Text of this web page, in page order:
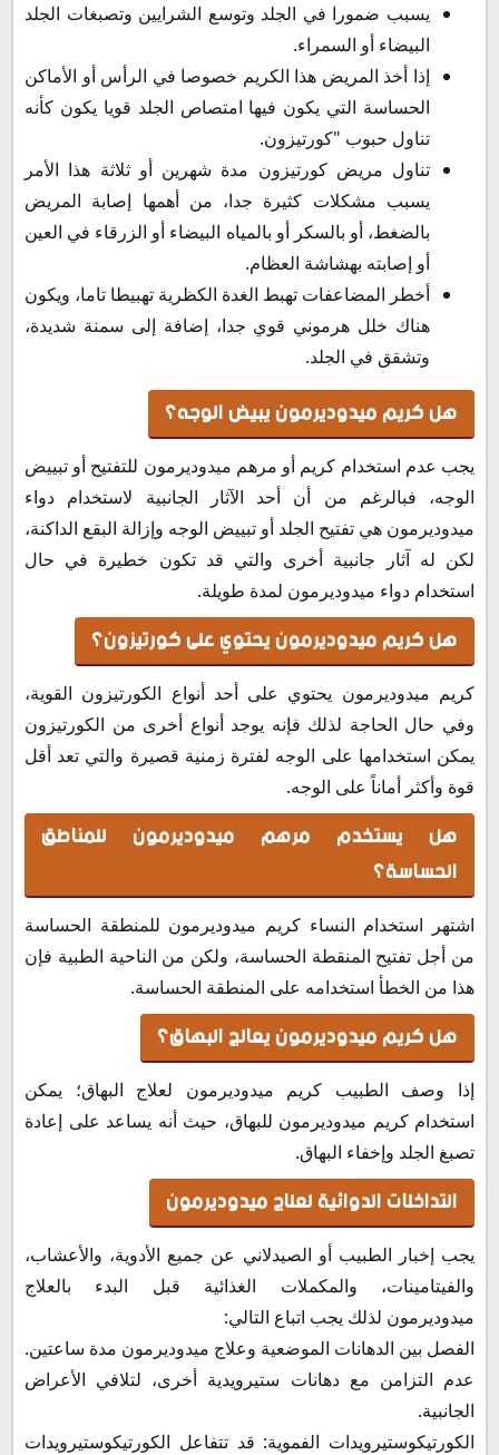
يسبب ضمورا في الجلد وتوسع الشرايين وتصبغات الجلد
البيضاء أو السمراء.
إذا أخذ المريض هذا الكريم خصوصا في الرأس أو الأماكن
الحساسة التي يكون فيها امتصاص الجلد قويا يكون كأنه
تناول حبوب "كورتيزون.
تناول مريض كورتيزون مدة شهرين أو ثلاثة هذا الأمر
يسبب مشكلات كثيرة جدا، من أهمها إصابة المريض
بالضغط، أو بالسكر أو بالمياه البيضاء أو الزرقاء في العين
أو إصابته بهشاشة العظام.
أخطر المضاعفات تهبط الغدة الكظرية تهبيطا تاما، ويكون
هناك خلل هرموني قوي جدا، إضافة إلى سمنة شديدة،
وتشقق في الجلد.
هل كريم ميدوديرمون يبيض الوجه؟
يجب عدم استخدام كريم أو مرهم ميدوديرمون للتفتيح أو تبييض
الوجه، فبالرغم من أن أحد الآثار الجانبية لاستخدام دواء
ميدوديرمون هي تفتيح الجلد أو تبييض الوجه وإزالة البقع الداكنة،
لكن له آثار جانبية أخرى والتي قد تكون خطيرة في حال
استخدام دواء ميدوديرمون لمدة طويلة.
هل كريم ميدوديرمون يحتوي على كورتيزون؟
كريم ميدوديرمون يحتوي على أحد أنواع الكورتيزون القوية،
وفي حال الحاجة لذلك فإنه يوجد أنواع أخرى من الكورتيزون
يمكن استخدامها على الوجه لفترة زمنية قصيرة والتي تعد أقل
قوة وأكثر أماناً على الوجه.
هل يستخدم مرهم ميدوديرمون للمناطق
الحساسة؟
اشتهر استخدام النساء كريم ميدوديرمون للمنطقة الحساسة
من أجل تفتيح المنقطة الحساسة، ولكن من الناحية الطبية فإن
هذا من الخطأ استخدامه على المنطقة الحساسة.
هل كريم ميدوديرمون يعالج البهاق؟
إذا وصف الطبيب كريم ميدوديرمون لعلاج البهاق؛ يمكن
استخدام كريم ميدوديرمون للبهاق، حيث أنه يساعد على إعادة
تصبغ الجلد وإخفاء البهاق.
التداخلات الدوائية لعلاج ميدوديرمون
يجب إخبار الطبيب أو الصيدلاني عن جميع الأدوية، والأعشاب،
والفيتامينات، والمكملات الغذائية قبل البدء بالعلاج
ميدوديرمون لذلك يجب اتباع التالي:
الفصل بين الدهانات الموضعية وعلاج ميدوديرمون مدة ساعتين.
عدم التزامن مع دهانات ستيرويدية أخرى، لتلافي الأعراض
الجانبية.
الكورتيكوستيرويدات الفموية: قد تتفاعل الكورتيكوستيرويدات